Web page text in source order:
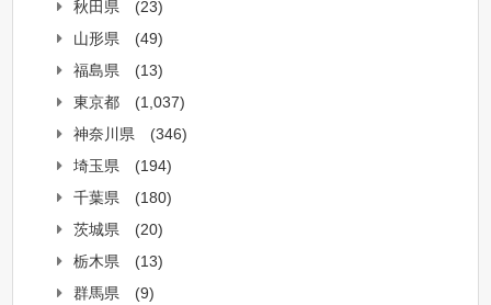
秋田県
(23)
山形県
(49)
福島県
(13)
東京都
(1,037)
神奈川県
(346)
埼玉県
(194)
千葉県
(180)
茨城県
(20)
栃木県
(13)
群馬県
(9)